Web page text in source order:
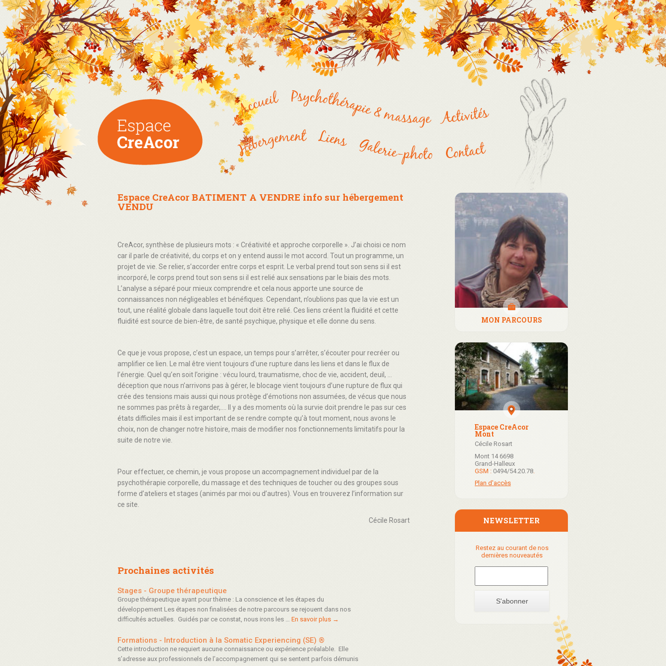
Espace CreAcor BATIMENT A VENDRE info sur hébergement
VENDU
CreAcor, synthèse de plusieurs mots : « Créativité et approche corporelle ». J’ai choisi ce nom
car il parle de créativité, du corps et on y entend aussi le mot accord. Tout un programme, un
projet de vie. Se relier, s’accorder entre corps et esprit. Le verbal prend tout son sens si il est
incorporé, le corps prend tout son sens si il est relié aux sensations par le biais des mots.
L’analyse a séparé pour mieux comprendre et cela nous apporte une source de
connaissances non négligeables et bénéfiques. Cependant, n’oublions pas que la vie est un
tout, une réalité globale dans laquelle tout doit être relié. Ces liens créent la fluidité et cette
fluidité est source de bien-être, de santé psychique, physique et elle donne du sens.
Ce que je vous propose, c’est un espace, un temps pour s’arrêter, s’écouter pour recréer ou
amplifier ce lien. Le mal être vient toujours d’une rupture dans les liens et dans le flux de
l’énergie. Quel qu’en soit l’origine : vécu lourd, traumatisme, choc de vie, accident, deuil, …
déception que nous n’arrivons pas à gérer, le blocage vient toujours d’une rupture de flux qui
crée des tensions mais aussi qui nous protège d’émotions non assumées, de vécus que nous
ne sommes pas prêts à regarder,…. Il y a des moments où la survie doit prendre le pas sur ces
états difficiles mais il est important de se rendre compte qu’à tout moment, nous avons le
choix, non de changer notre histoire, mais de modifier nos fonctionnements limitatifs pour la
suite de notre vie.
Pour effectuer, ce chemin, je vous propose un accompagnement individuel par de la
psychothérapie corporelle, du massage et des techniques de toucher ou des groupes sous
forme d’ateliers et stages (animés par moi ou d’autres). Vous en trouverez l’information sur
ce site.
Cécile Rosart
Prochaines activités
Stages - Groupe thérapeutique
Groupe thérapeutique ayant pour thème : La conscience et les étapes du
développement Les étapes non finalisées de notre parcours se rejouent dans nos
difficultés actuelles. Guidés par ce constat, nous irons les … En savoir plus →
Formations - Introduction à la Somatic Experiencing (SE) ®
Cette introduction ne requiert aucune connaissance ou expérience préalable. Elle
s’adresse aux professionnels de l’accompagnement qui se sentent parfois démunis
MON PARCOURS
Espace CreAcor
Mont
Cécile Rosart
Mont 14 6698
Grand-Halleux
GSM : 0494/54.20.78
Plan d'accès
NEWSLETTER
Restez au courant de nos
dernières nouveautés